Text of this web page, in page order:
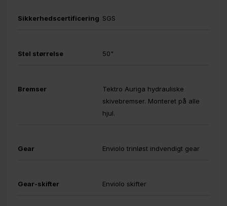
Sikkerhedscertificering SGS
Stel størrelse 50"
Bremser
Tektro Auriga hydrauliske
skivebremser. Monteret på alle
hjul.
Gear Enviolo trinløst indvendigt gear
Gear-skifter Enviolo skifter